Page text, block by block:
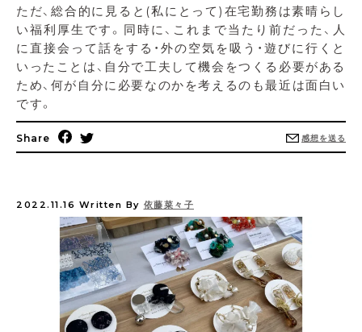
ただ、総合的に見ると(私にとって)在宅勤務は素晴らし
い福利厚生です。同時に、これまで当たり前だった、人
に直接会って話をする・外の空気を吸う・遊びに行くと
いったことは、自分で工夫して機会をつくる必要がある
ため、何が自分に必要なのかを考えるのも最近は面白い
です。
Share 感想を送る
2022.11.16 Written By 依藤菜々子